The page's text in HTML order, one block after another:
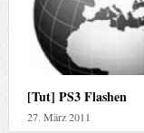
[Tut] PS3 Flashen
27. März 2011